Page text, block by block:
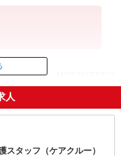
〜
円〜
ID：AE0626555822
了
人
タッフ（ケアクルー）